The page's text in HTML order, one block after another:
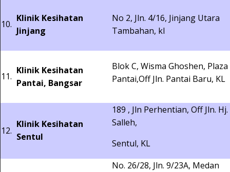
10.
Klinik Kesihatan
Jinjang
No 2, Jln. 4/16, Jinjang Utara
Tambahan, kl
11.
Klinik Kesihatan
Pantai, Bangsar
Blok C, Wisma Ghoshen, Plaza
Pantai,Off Jln. Pantai Baru, KL
12.
Klinik Kesihatan
Sentul
189 , Jln Perhentian, Off Jln. Hj.
Salleh,
Sentul, KL
No. 26/28, Jln. 9/23A, Medan